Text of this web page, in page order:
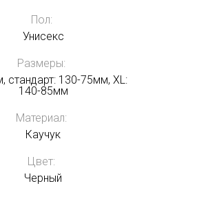
Пол:
Унисекс
Размеры:
стандарт: 130-75мм, XL:
140-85мм
Материал:
Каучук
Цвет:
Черный